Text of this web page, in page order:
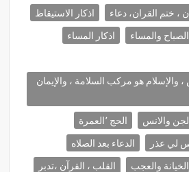
، ختم القران، دعاء
اذكار الاستيقاظ
الصباح والمساء
اذكار المساء
والإسلام هو مركب السلامة ، والإيمان
والانس
الحج ٬العمرة
لي عذر
الدعاء بعد الصلاه
والعجب
القلب ، القرآن ،تدبر